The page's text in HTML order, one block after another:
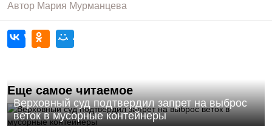
Автор Мария Мурманцева
Еще самое читаемое
Верховный суд подтвердил запрет на выброс
веток в мусорные контейнеры